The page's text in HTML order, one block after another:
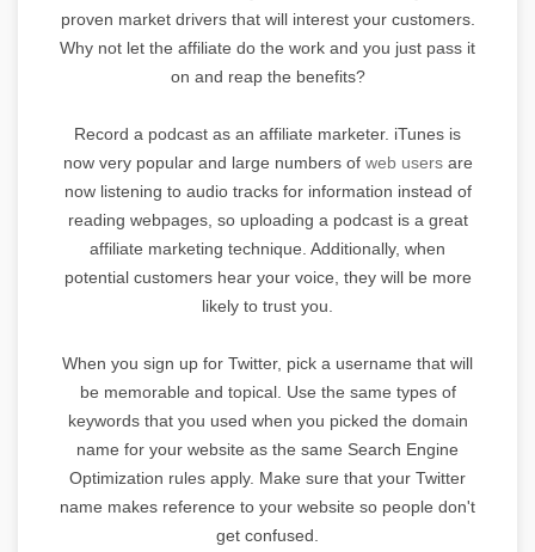
proven market drivers that will interest your customers.
Why not let the affiliate do the work and you just pass it
on and reap the benefits?
Record a podcast as an affiliate marketer. iTunes is
now very popular and large numbers of web users are
now listening to audio tracks for information instead of
reading webpages, so uploading a podcast is a great
affiliate marketing technique. Additionally, when
potential customers hear your voice, they will be more
likely to trust you.
When you sign up for Twitter, pick a username that will
be memorable and topical. Use the same types of
keywords that you used when you picked the domain
name for your website as the same Search Engine
Optimization rules apply. Make sure that your Twitter
name makes reference to your website so people don't
get confused.